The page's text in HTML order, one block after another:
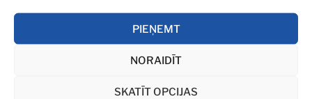
PIEŅEMT
NORAIDĪT
SKATĪT OPCIJAS